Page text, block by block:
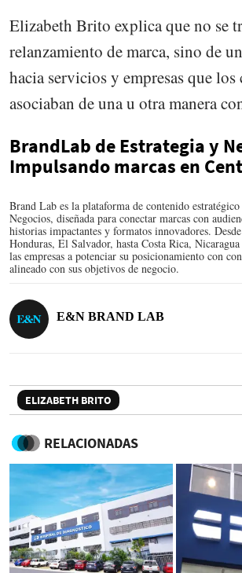
Elizabeth Brito explica que no se
relanzamiento de marca, sino de
hacia servicios y empresas que los
asociaban de una u otra manera
BrandLab de Estrategia y
Impulsando marcas en
Brand Lab es la plataforma de contenido
Negocios, diseñada para conectar marcas con
historias impactantes y formatos innovadores.
Honduras, El Salvador, hasta Costa Rica,
las empresas a potenciar su posicionamiento con
alineado con sus objetivos de negocio.
E&N BRAND LAB
ELIZABETH BRITO
RELACIONADAS